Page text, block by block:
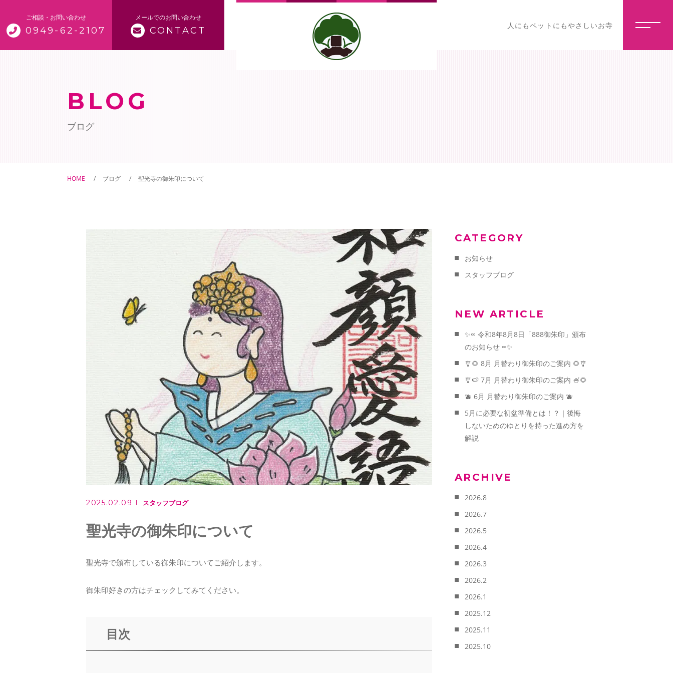
ご相談・お問い合わせ
0949-62-2107
メールでのお問い合わせ
CONTACT 人にもペットにもやさしいお寺
トップページ
御朱印について
寺カフェ「蓮花」
よくある質問
当寺からのお知らせ
お問い合わせ
BLOG
ブログ
HOME ブログ 聖光寺の御朱印について
2025.02.09 スタッフブログ
聖光寺の御朱印について
聖光寺で頒布している御朱印についてご紹介します。
御朱印好きの方はチェックしてみてください。
目次
CATEGORY
お知らせ
スタッフブログ
NEW ARTICLE
✨∞ 令和8年8月8日「888御朱印」頒布
のお知らせ ∞✨
🎐🌻 8月 月替わり御朱印のご案内 🌻🎐
🎐🍉 7月 月替わり御朱印のご案内 🍧🌻
🫐 6月 月替わり御朱印のご案内 🫐
5月に必要な初盆準備とは！？｜後悔
しないためのゆとりを持った進め方を
解説
ARCHIVE
2026.8
2026.7
2026.5
2026.4
2026.3
2026.2
2026.1
2025.12
2025.11
2025.10